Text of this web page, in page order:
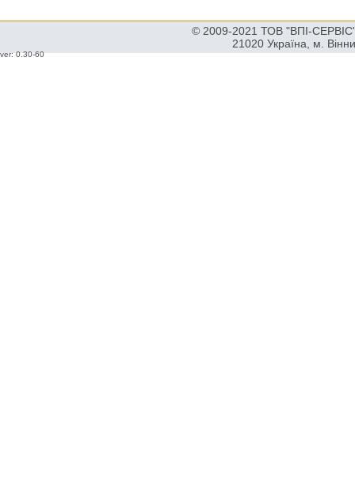
© 2009-2021 ТОВ "ВПІ-
21020 Україна, м.
ver: 0.30-60